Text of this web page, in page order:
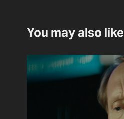
You may also like